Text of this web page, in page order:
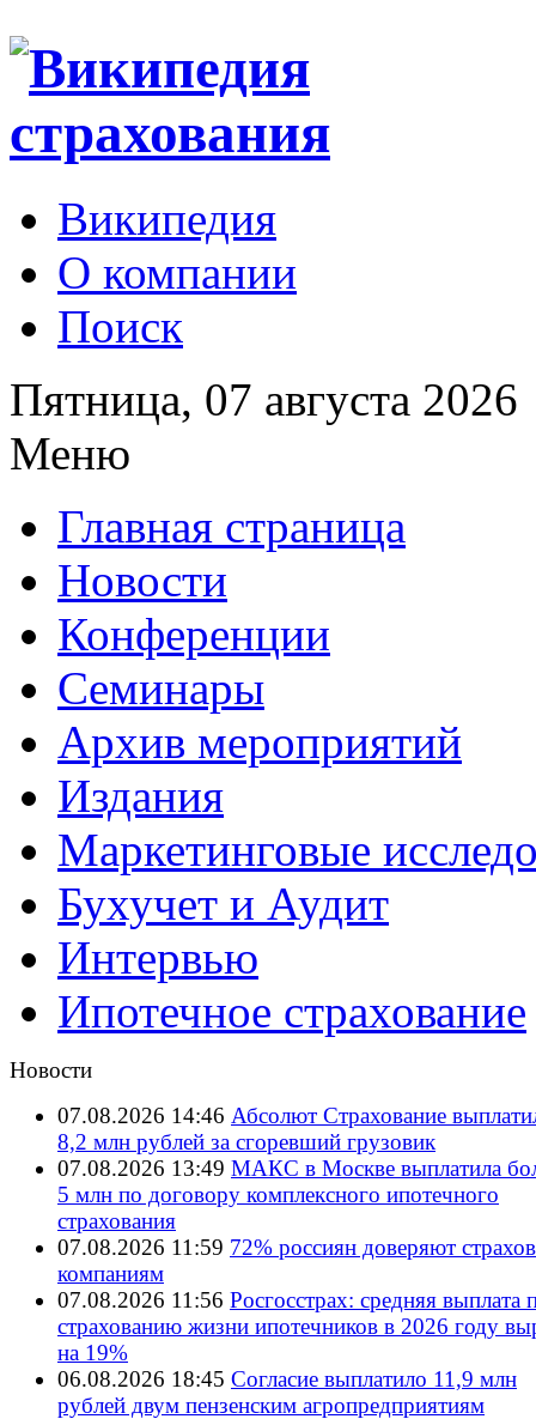
Википедия
О компании
Поиск
Пятница, 07 августа 2026
Меню
Главная страница
Новости
Конференции
Семинары
Архив мероприятий
Издания
Маркетинговые
Бухучет и Аудит
Интервью
Ипотечное страхование
Новости
07.08.2026 14:46 Абсолют Страхование
8,2 млн рублей за сгоревший грузовик
07.08.2026 13:49 МАКС в Москве выплатила
5 млн по договору комплексного ипотечного
страхования
07.08.2026 11:59 72% россиян доверяют
компаниям
07.08.2026 11:56 Росгосстрах: средняя выплата
страхованию жизни ипотечников в 2026 году
на 19%
06.08.2026 18:45 Согласие выплатило 11,9 млн
рублей двум пензенским агропредприятиям